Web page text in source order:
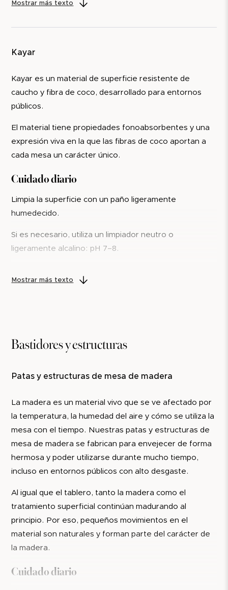
Si el daño está cerca del borde, en algunos casos el
Estaremos encantados de ayudarte a través de
Seca los líquidos coloreados de inmediato.
Mantenimiento a lo largo del tiempo
Fenix normalmente no requiere mantenimiento
periódico.
Después de 10 años
Si la superficie dura se daña, el material no puede
repararse del mismo modo que la madera o el linóleo.
En caso de daños cerca del borde, a veces el tablero
puede volver a fresarse o reducirse de tamaño
de reacondicionamiento
Mostrar más texto
Kayar
Kayar es un material de superficie resistente de
caucho y fibra de coco, desarrollado para entornos
públicos.
El material tiene propiedades fonoabsorbentes y una
expresión viva en la que las fibras de coco aportan a
cada mesa un carácter único.
Cuidado diario
Limpia la superficie con un paño ligeramente
humedecido.
Si es necesario, utiliza un limpiador neutro o
ligeramente alcalino: pH 7–8.
Utiliza únicamente productos de limpieza aprobados
Mantenimiento a lo largo del tiempo
Kayar normalmente requiere un mantenimiento
limitado, pero se beneficia de una limpieza regular.
Después de 10 años
Estaremos encantados de ayudarte a través de
Mostrar más texto
Bastidores y estructuras
Patas y estructuras de mesa de madera
La madera es un material vivo que se ve afectado por
la temperatura, la humedad del aire y cómo se utiliza la
mesa con el tiempo. Nuestras patas y estructuras de
mesa de madera se fabrican para envejecer de forma
hermosa y poder utilizarse durante mucho tiempo,
incluso en entornos públicos con alto desgaste.
Al igual que el tablero, tanto la madera como el
tratamiento superficial continúan madurando al
principio. Por eso, pequeños movimientos en el
material son naturales y forman parte del carácter de
la madera.
Cuidado diario